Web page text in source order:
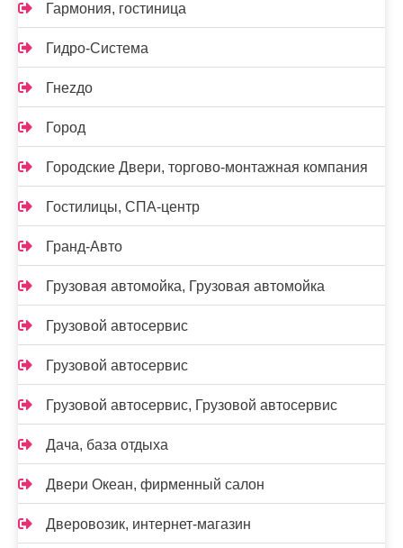
Гармония, гостиница
Гидро-Система
Гнеzдо
Город
Городские Двери, торгово-монтажная компания
Гостилицы, СПА-центр
Гранд-Авто
Грузовая автомойка, Грузовая автомойка
Грузовой автосервис
Грузовой автосервис
Грузовой автосервис, Грузовой автосервис
Дача, база отдыха
Двери Океан, фирменный салон
Дверовозик, интернет-магазин